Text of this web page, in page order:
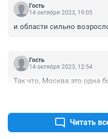
Гость
14 октября 2023, 19:05
и области сильно
Гость
14 октября 2023, 12:54
Так что, Москва это одна
Читать